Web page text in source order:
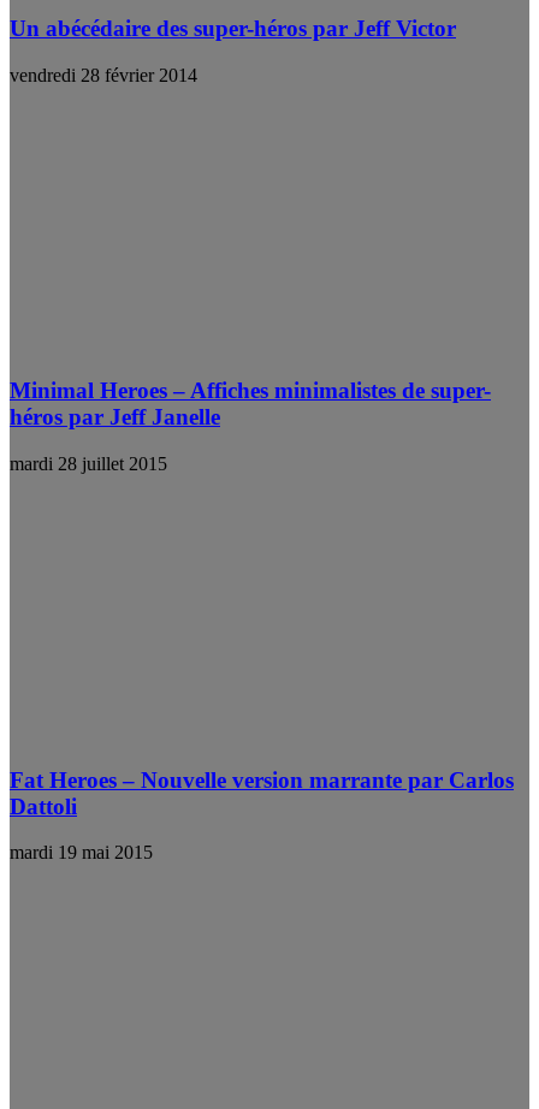
Un abécédaire des super-héros par Jeff Victor
vendredi 28 février 2014
Minimal Heroes – Affiches minimalistes de super-
héros par Jeff Janelle
mardi 28 juillet 2015
Fat Heroes – Nouvelle version marrante par Carlos
Dattoli
mardi 19 mai 2015